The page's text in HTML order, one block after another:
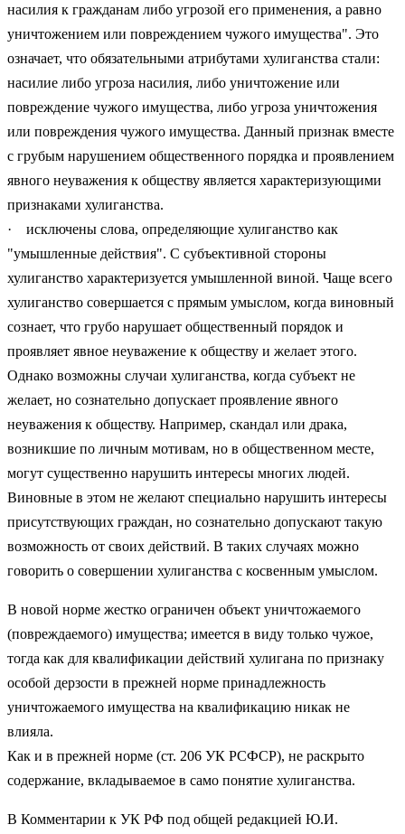
насилия к гражданам либо угрозой его применения, а равно
уничтожением или повреждением чужого имущества". Это
означает, что обязательными атрибутами хулиганства стали:
насилие либо угроза насилия, либо уничтожение или
повреждение чужого имущества, либо угроза уничтожения
или повреждения чужого имущества. Данный признак вместе
с грубым нарушением общественного порядка и проявлением
явного неуважения к обществу является характеризующими
признаками хулиганства.
· исключены слова, определяющие хулиганство как
"умышленные действия". С субъективной стороны
хулиганство характеризуется умышленной виной. Чаще всего
хулиганство совершается с прямым умыслом, когда виновный
сознает, что грубо нарушает общественный порядок и
проявляет явное неуважение к обществу и желает этого.
Однако возможны случаи хулиганства, когда субъект не
желает, но сознательно допускает проявление явного
неуважения к обществу. Например, скандал или драка,
возникшие по личным мотивам, но в общественном месте,
могут существенно нарушить интересы многих людей.
Виновные в этом не желают специально нарушить интересы
присутствующих граждан, но сознательно допускают такую
возможность от своих действий. В таких случаях можно
говорить о совершении хулиганства с косвенным умыслом.
В новой норме жестко ограничен объект уничтожаемого
(повреждаемого) имущества; имеется в виду только чужое,
тогда как для квалификации действий хулигана по признаку
особой дерзости в прежней норме принадлежность
уничтожаемого имущества на квалификацию никак не
влияла.
Как и в прежней норме (ст. 206 УК РСФСР), не раскрыто
содержание, вкладываемое в само понятие хулиганства.
В Комментарии к УК РФ под общей редакцией Ю.И.